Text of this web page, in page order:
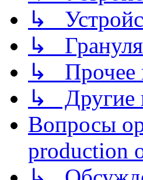
↳
↳
↳ Прочее
↳ Другие
Вопросы
production